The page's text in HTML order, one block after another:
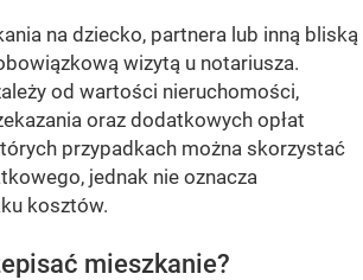
na dziecko, partnera lub inną bliską
wizytą u notariusza.
od wartości nieruchomości,
oraz dodatkowych opłat
przypadkach można skorzystać
jednak nie oznacza
kosztów.
mieszkanie?